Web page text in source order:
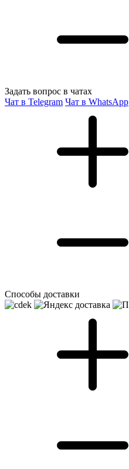
Задать вопрос в чатах
Чат в Telegram Чат в WhatsApp
Способы доставки